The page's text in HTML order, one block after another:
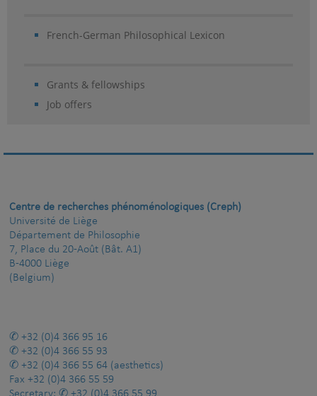
French-German Philosophical Lexicon
Grants & fellowships
Job offers
Centre de recherches phénoménologiques (Creph)
Université de Liège
Département de Philosophie
7, Place du 20-Août (Bât. A1)
B-4000 Liège
(Belgium)
+32 (0)4 366 95 16
+32 (0)4 366 55 93
+32 (0)4 366 55 64 (aesthetics)
Fax +32 (0)4 366 55 59